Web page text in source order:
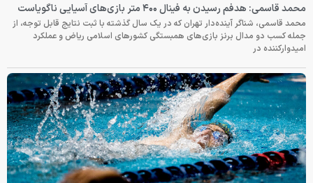
محمد قاسمی: هدفم رسیدن به فینال ۴۰۰ متر بازی‌های آسیایی ناگویاست
محمد قاسمی، شناگر آینده‌دار تهران که در یک سال گذشته با ثبت نتایج قابل توجه، از
جمله کسب دو مدال برنز بازی‌های همبستگی کشورهای اسلامی ریاض و عملکرد
امیدوارکننده در